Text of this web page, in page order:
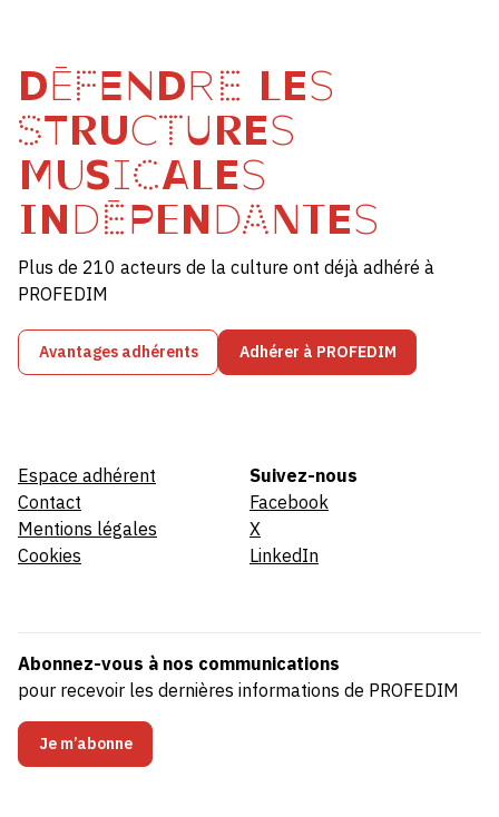
DÉFENDRE LES
STRUCTURES
MUSICALES
INDÉPENDANTES
Plus de 210 acteurs de la culture ont déjà adhéré à
PROFEDIM
Avantages adhérents Adhérer à PROFEDIM
Espace adhérent
Contact
Mentions légales
Cookies
Suivez-nous
Facebook
X
LinkedIn
Abonnez-vous à nos communications
pour recevoir les dernières informations de PROFEDIM
Je m’abonne